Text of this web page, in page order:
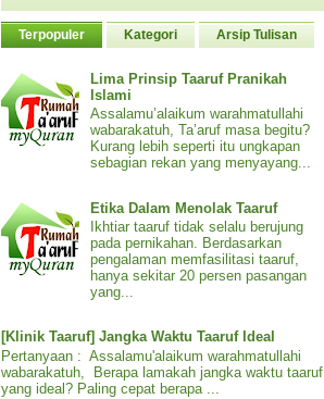
Terpopuler Kategori Arsip Tulisan
Lima Prinsip Taaruf Pranikah
Islami
Assalamu’alaikum warahmatullahi
wabarakatuh, Ta’aruf masa begitu?
Kurang lebih seperti itu ungkapan
sebagian rekan yang menyayang...
Etika Dalam Menolak Taaruf
Ikhtiar taaruf tidak selalu berujung
pada pernikahan. Berdasarkan
pengalaman memfasilitasi taaruf,
hanya sekitar 20 persen pasangan
yang...
[Klinik Taaruf] Jangka Waktu Taaruf Ideal
Pertanyaan : Assalamu'alaikum warahmatullahi
wabarakatuh, Berapa lamakah jangka waktu taaruf
yang ideal? Paling cepat berapa ...